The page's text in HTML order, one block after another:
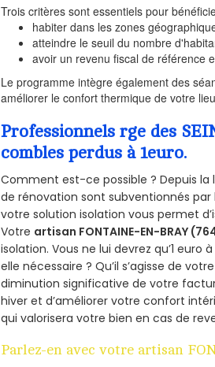
Trois critères sont essentiels pour
habiter dans les zones
atteindre le seuil du nombre
avoir un revenu fiscal de référence
Le programme intègre également des
améliorer le confort thermique de votre
Professionnels rge des
combles perdus à 1euro.
Comment est-ce possible ? Depuis la
de rénovation sont subventionnés par
votre solution isolation vous permet
Votre artisan FONTAINE-EN-BRAY
isolation. Vous ne lui devrez qu’1 euro
elle nécessaire ? Qu’il s’agisse de
diminution significative de votre
hiver et d’améliorer votre confort
qui valorisera votre bien en cas de
Parlez-en avec votre artisan